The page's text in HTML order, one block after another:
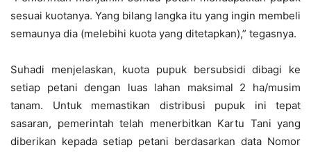
sesuai kuotanya. Yang bilang langka itu yang ingin membeli
semaunya dia (melebihi kuota yang ditetapkan),” tegasnya.
Suhadi menjelaskan, kuota pupuk bersubsidi dibagi ke
setiap petani dengan luas lahan maksimal 2 ha/musim
tanam. Untuk memastikan distribusi pupuk ini tepat
sasaran, pemerintah telah menerbitkan Kartu Tani yang
diberikan kepada setiap petani berdasarkan data Nomor